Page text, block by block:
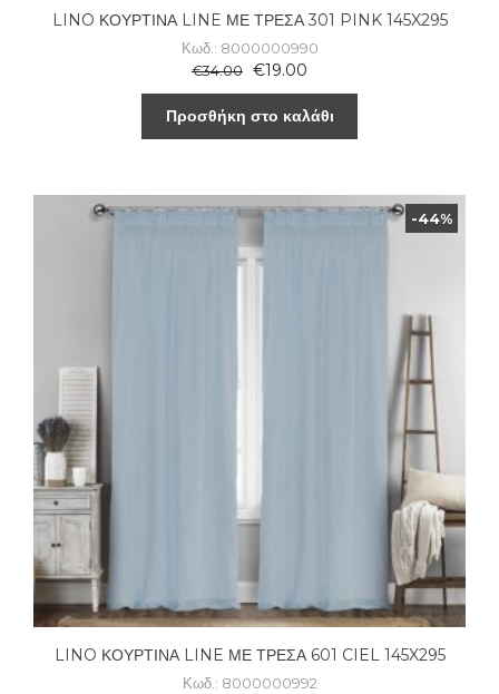
LINO ΚΟΥΡΤΙΝΑ LINE ΜΕ ΤΡΕΣΑ 301 PINK 145X295
Κωδ.: 8000000990
€34.00 €19.00
Προσθήκη στο καλάθι
-44%
LINO ΚΟΥΡΤΙΝΑ LINE ΜΕ ΤΡΕΣΑ 601 CIEL 145X295
Κωδ.: 8000000992